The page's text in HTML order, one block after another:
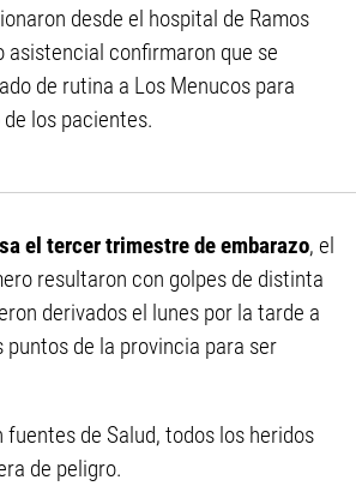
desde el hospital de Ramos
asistencial confirmaron que se
de rutina a Los Menucos para
los pacientes.
el tercer trimestre de embarazo, el
resultaron con golpes de distinta
derivados el lunes por la tarde a
de la provincia para ser
fuentes de Salud, todos los heridos
de peligro.